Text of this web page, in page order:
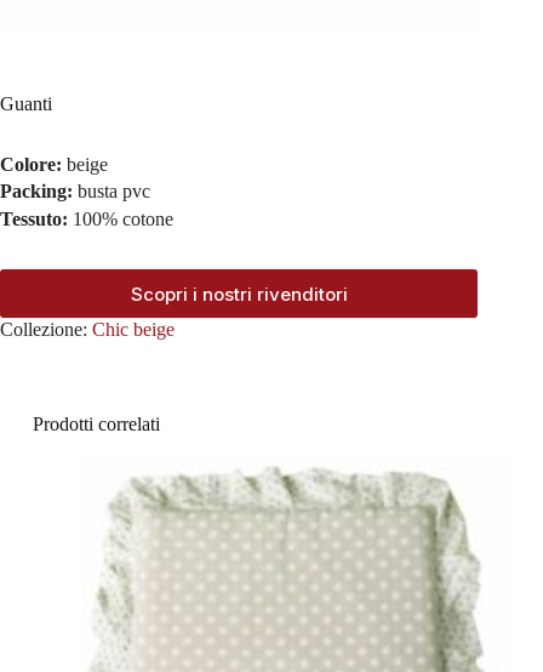
Guanti
Colore: beige
Packing: busta pvc
Tessuto: 100% cotone
Scopri i nostri rivenditori
Collezione: Chic beige
Prodotti correlati